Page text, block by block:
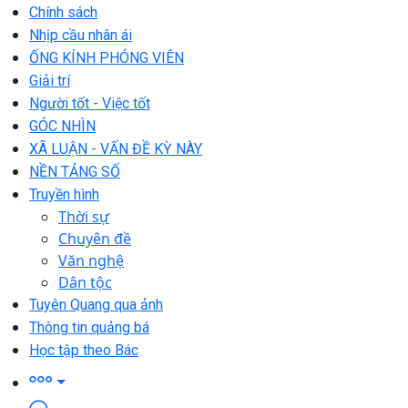
Chính sách
Nhịp cầu nhân ái
ỐNG KÍNH PHÓNG VIÊN
Giải trí
Người tốt - Việc tốt
GÓC NHÌN
XÃ LUẬN - VẤN ĐỀ KỲ NÀY
NỀN TẢNG SỐ
Truyền hình
Thời sự
Chuyên đề
Văn nghệ
Dân tộc
Tuyên Quang qua ảnh
Thông tin quảng bá
Học tập theo Bác